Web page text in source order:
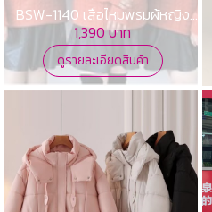
BSW-1140 เสื้อไหมพรมผู้หญิง
ไซส์ใหญ่กันหนาว
1,390 บาท
ดูรายละเอียดสินค้า